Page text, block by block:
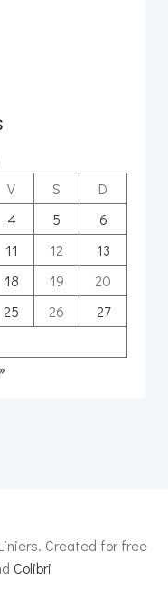
V S
D
4 5
6
11 12
13
18 19
20
25 26
27
Created for free
Colibri